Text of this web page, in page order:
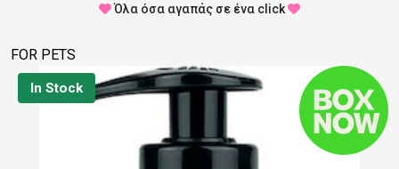
Όλα όσα αγαπάς σε ένα click
FOR PETS
In Stock